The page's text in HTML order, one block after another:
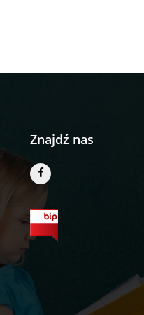
Znajdź nas